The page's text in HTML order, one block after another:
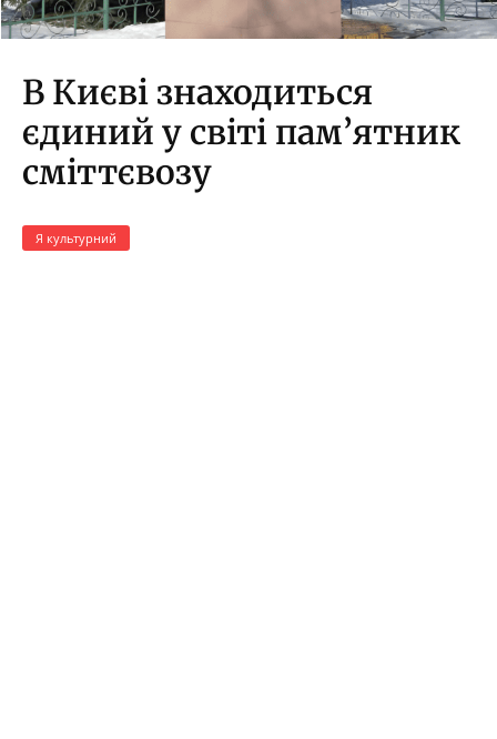
В Києві знаходиться
єдиний у світі пам’ятник
сміттєвозу
Я культурний